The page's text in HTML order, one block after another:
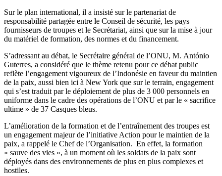
Sur le plan international, il a insisté sur le partenariat de
responsabilité partagée entre le Conseil de sécurité, les pays
fournisseurs de troupes et le Secrétariat, ainsi que sur la mise à jour
du matériel de formation, des normes et du financement.
S’adressant au débat, le Secrétaire général de l’ONU, M. António
Guterres, a considéré que le thème retenu pour ce débat public
reflète l’engagement vigoureux de l’Indonésie en faveur du maintien
de la paix, aussi bien ici à New York que sur le terrain, engagement
qui s’est traduit par le déploiement de plus de 3 000 personnels en
uniforme dans le cadre des opérations de l’ONU et par le « sacrifice
ultime » de 37 Casques bleus.
L’amélioration de la formation et de l’entraînement des troupes est
un engagement majeur de l’initiative Action pour le maintien de la
paix, a rappelé le Chef de l’Organisation. En effet, la formation
« sauve des vies », à un moment où les soldats de la paix sont
déployés dans des environnements de plus en plus complexes et
hostiles.